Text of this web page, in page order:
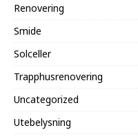
Renovering
Smide
Solceller
Trapphusrenovering
Uncategorized
Utebelysning